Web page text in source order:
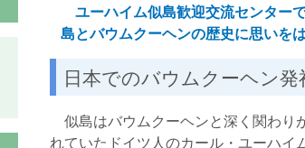
ユーハイム似島歓迎交流センター
島とバウムクーヘンの歴史に思いを
日本でのバウムクーヘン発
似島はバウムクーヘンと深く関わり
れていたドイツ人のカール・ユーハ